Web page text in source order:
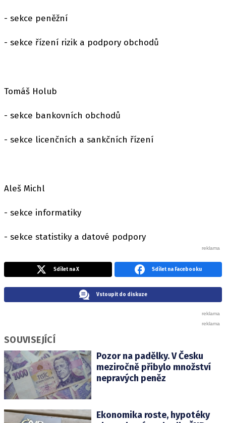
- sekce peněžní
- sekce řízení rizik a podpory obchodů
Tomáš Holub
- sekce bankovních obchodů
- sekce licenčních a sankčních řízení
Aleš Michl
- sekce informatiky
- sekce statistiky a datové podpory
Sdílet na X Sdílet na Facebooku
Vstoupit do diskuze
SOUVISEJÍCÍ
Pozor na padělky. V Česku
meziročně přibylo množství
nepravých peněz
Ekonomika roste, hypotéky